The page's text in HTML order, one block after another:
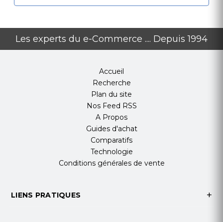
Les experts du e-Commerce .... Depuis 1994
Accueil
Recherche
Plan du site
Nos Feed RSS
A Propos
Guides d'achat
Comparatifs
Technologie
Conditions générales de vente
LIENS PRATIQUES